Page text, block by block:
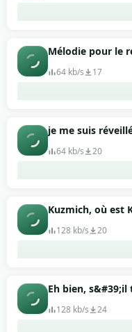
Mélodie pour le
64 kb/s 17
je me suis
64 kb/s 20
Kuzmich, où est
128 kb/s 20
Eh bien, s&#39;il
128 kb/s 24